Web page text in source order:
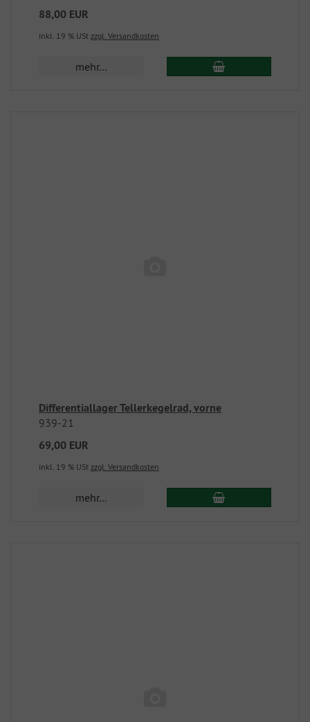
88,00 EUR
inkl. 19 % USt zzgl. Versandkosten
mehr...
Differentiallager Tellerkegelrad, vorne
939-21
69,00 EUR
inkl. 19 % USt zzgl. Versandkosten
mehr...